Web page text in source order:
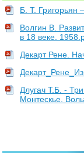
Б. Т. Григорьян
Волгин В.
в 18 веке.
Декарт Рене.
Длугач Т.Б. -
Монтескье.